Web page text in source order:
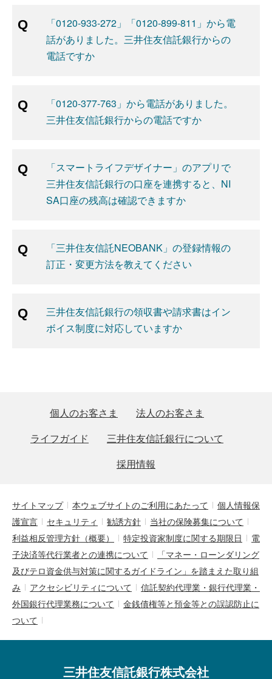
「0120-933-272」「0120-899-811」から電
話がありました。三井住友信託銀行からの
電話ですか
「0120-377-763」から電話がありました。
三井住友信託銀行からの電話ですか
「スマートライフデザイナー」のアプリで
三井住友信託銀行の口座を連携すると、NI
SA口座の残高は確認できますか
「三井住友信託NEOBANK」の登録情報の
訂正・変更方法を教えてください
三井住友信託銀行の領収書や請求書はイン
ボイス制度に対応していますか
個人のお客さま
法人のお客さま
ライフガイド
三井住友信託銀行について
採用情報
サイトマップ 本ウェブサイトのご利用にあたって
個人情報保
護宣言
セキュリティ 勧誘方針
当社の保険募集について
利益相反管理方針（概要）
特定投資家制度に関する期限日
電
子決済等代行業者との連携について
「マネー・ローンダリング
及びテロ資金供与対策に関するガイドライン」を踏まえた取り組
み
アクセシビリティについて
信託契約代理業・銀行代理業・
外国銀行代理業務について
金銭債権等と預金等との誤認防止に
ついて
三井住友信託銀行株式会社